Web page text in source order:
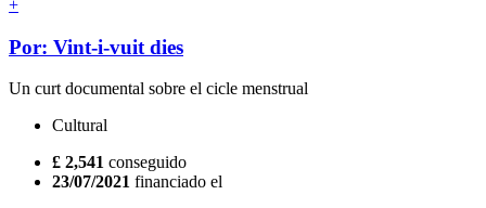
+
Por: Vint-i-vuit dies
Un curt documental sobre el cicle menstrual
Cultural
£ 2,541 conseguido
23/07/2021 financiado el